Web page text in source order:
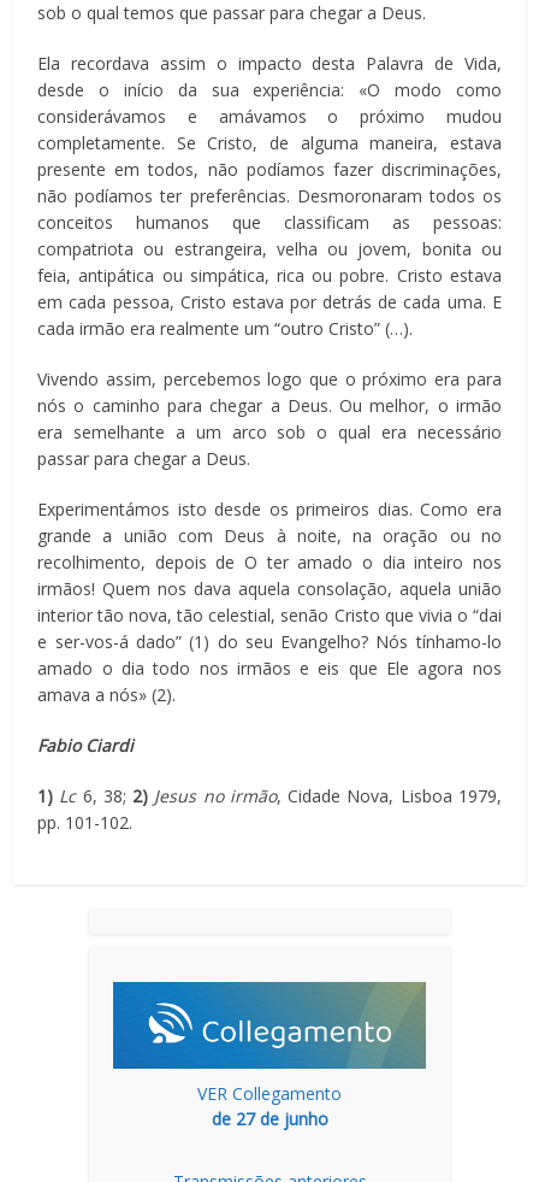
sob o qual temos que passar para chegar a Deus.
Ela recordava assim o impacto desta Palavra de Vida,
desde o início da sua experiência: «O modo como
considerávamos e amávamos o próximo mudou
completamente. Se Cristo, de alguma maneira, estava
presente em todos, não podíamos fazer discriminações,
não podíamos ter preferências. Desmoronaram todos os
conceitos humanos que classificam as pessoas:
compatriota ou estrangeira, velha ou jovem, bonita ou
feia, antipática ou simpática, rica ou pobre. Cristo estava
em cada pessoa, Cristo estava por detrás de cada uma. E
cada irmão era realmente um “outro Cristo” (…).
Vivendo assim, percebemos logo que o próximo era para
nós o caminho para chegar a Deus. Ou melhor, o irmão
era semelhante a um arco sob o qual era necessário
passar para chegar a Deus.
Experimentámos isto desde os primeiros dias. Como era
grande a união com Deus à noite, na oração ou no
recolhimento, depois de O ter amado o dia inteiro nos
irmãos! Quem nos dava aquela consolação, aquela união
interior tão nova, tão celestial, senão Cristo que vivia o “dai
e ser-vos-á dado” (1) do seu Evangelho? Nós tínhamo-lo
amado o dia todo nos irmãos e eis que Ele agora nos
amava a nós» (2).
Fabio Ciardi
1) Lc6, 38; 2) Jesus no irmão, Cidade Nova, Lisboa 1979,
pp. 101-102.
VER Collegamento
de 27 de junho